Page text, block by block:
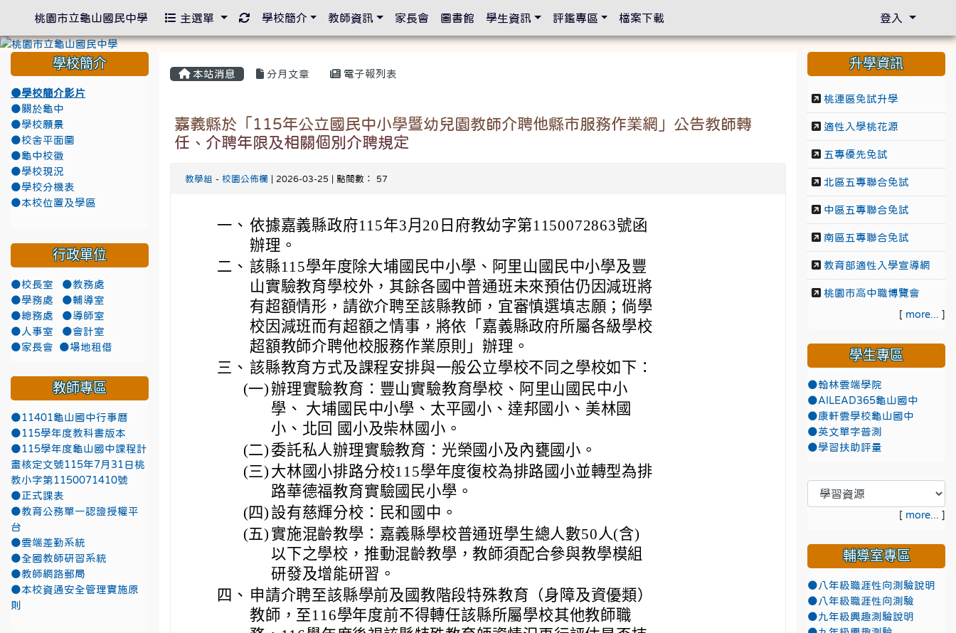
本站消息 分月文章 電子報列表
嘉義縣於「115年公立國民中小學暨幼兒園教師介聘他縣市服務作業網」公告教師轉
任、介聘年限及相關個別介聘規定
教學組 - 校園公佈欄 | 2026-03-25 | 點閱數： 57
一、 依據嘉義縣政府115年3月20日府教幼字第1150072863號函
辦理。
二、 該縣115學年度除大埔國民中小學、阿里山國民中小學及豐
山實驗教育學校外，其餘各國中普通班未來預估仍因減班將
有超額情形，請欲介聘至該縣教師，宜審慎選填志願；倘學
校因減班而有超額之情事，將依「嘉義縣政府所屬各級學校
超額教師介聘他校服務作業原則」辦理。
三、 該縣教育方式及課程安排與一般公立學校不同之學校如下：
(一)辦理實驗教育：豐山實驗教育學校、阿里山國民中小
學、 大埔國民中小學、太平國小、達邦國小、美林國
小、北回 國小及柴林國小。
(二) 委託私人辦理實驗教育：光榮國小及內甕國小。
(三) 大林國小排路分校115學年度復校為排路國小並轉型為排
路華德福教育實驗國民小學。
(四) 設有慈輝分校：民和國中。
(五) 實施混齡教學：嘉義縣學校普通班學生總人數50人(含)
以下之學校，推動混齡教學，教師須配合參與教學模組
研發及增能研習。
四、 申請介聘至該縣學前及國教階段特殊教育（身障及資優類）
教師，至116學年度前不得轉任該縣所屬學校其他教師職
學校簡介
●學校簡介影片
●關於龜中
●學校願景
●校舍平面圖
●龜中校徽
●學校現況
●學校分機表
●本校位置及學區
行政單位
●校長室
●教務處
●學務處
●輔導室
●總務處
●導師室
●人事室
●會計室
●家長會
●場地租借
教師專區
●11401龜山國中行事曆
●115學年度教科書版本
●115學年度龜山國中課程計
畫核定文號115年7月31日桃
教小字第1150071410號
●正式課表
●教育公務單一認證授權平
台
●雲端差勤系統
●全國教師研習系統
●教師網路郵局
●本校資通安全管理實施原
則
升學資訊
桃連區免試升學
適性入學桃花源
五專優先免試
北區五專聯合免試
中區五專聯合免試
南區五專聯合免試
教育部適性入學宣導網
桃園市高中職博覽會
[ more... ]
學生專區
●翰林雲端學院
●AILEAD365龜山國中
●康軒雲學校龜山國中
●英文單字普測
●學習扶助評量
[ more... ]
輔導室專區
●八年級職涯性向測驗說明
●八年級職涯性向測驗
●九年級興趣測驗說明
桃園市立龜山國民中學 主選單 重新取得佈景設定
學校簡介 教師資訊 家長會 圖書館 學生資訊 評鑑專區 檔案下載 登入